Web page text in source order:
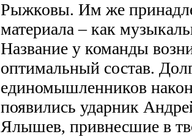
Рыжковы. Им же
материала – как
Название у команды
оптимальный состав.
единомышленников
появились ударник
Ялышев, привнесшие в